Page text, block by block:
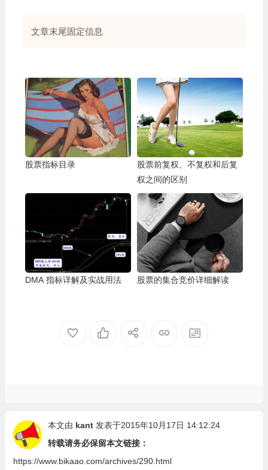
文章末尾固定信息
股票指标目录
股票前复权、不复权和后复
权之间的区别
DMA 指标详解及实战用法 股票的集合竞价详细解读
本文由 kant 发表于2015年10月17日 14:12:24
转载请务必保留本文链接：
https://www.bikaao.com/archives/290.html